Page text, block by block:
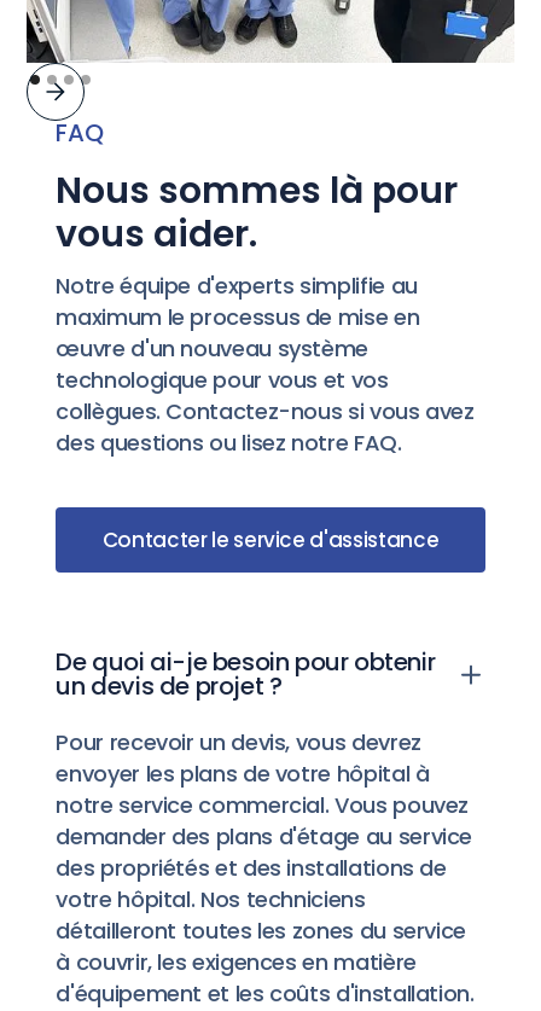
FAQ
Nous sommes là pour
vous aider.
Notre équipe d'experts simplifie au
maximum le processus de mise en
œuvre d'un nouveau système
technologique pour vous et vos
collègues. Contactez-nous si vous avez
des questions ou lisez notre FAQ.
Contacter le service d'assistance
De quoi ai-je besoin pour obtenir
un devis de projet ?
Pour recevoir un devis, vous devrez
envoyer les plans de votre hôpital à
notre service commercial. Vous pouvez
demander des plans d'étage au service
des propriétés et des installations de
votre hôpital. Nos techniciens
détailleront toutes les zones du service
à couvrir, les exigences en matière
d'équipement et les coûts d'installation.